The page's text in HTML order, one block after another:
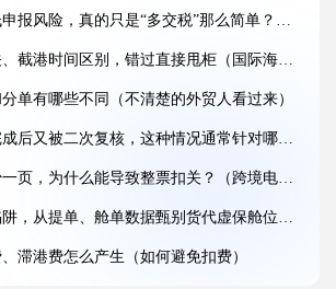
航班，该如何选择（不清楚的外贸人看过来）
机分别适合运什么货物（国际空运干货知识分享）
航班，该如何选择（国际快递干货知识分享）
程分为哪几个步骤（国际空运干货知识分享）
到底有哪些核心区别（国际物流干货知识分享）
，真的只是“多交税”那么简单？（国际海运干货知识分享）
时间区别，错过直接甩柜（国际海运干货知识分享）
单有哪些不同（不清楚的外贸人看过来）
次复核，这种情况通常针对哪类货物（跨境电商卖家请注意）
为什么能导致整票扣关？（跨境电商卖家请注意）
、舱单数据甄别货代虚保舱位的3个细节（跨境电商卖家请注意）
滞港费怎么产生（如何避免扣费）